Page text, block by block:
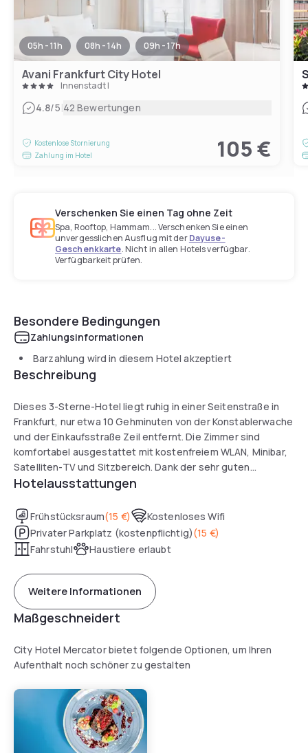
05h - 11h 08h - 14h 09h - 17h
Avani Frankfurt City Hotel
Innenstadt I
4.8/5|42 Bewertungen
Kostenlose Stornierung
Zahlung im Hotel
105 €
Verschenken Sie einen Tag ohne Zeit
Spa, Rooftop, Hammam... Verschenken Sie einen
unvergesslichen Ausflug mit derDayuse-
Geschenkkarte. Nicht in allen Hotels verfügbar.
Verfügbarkeit prüfen.
Besondere Bedingungen
Zahlungsinformationen
Barzahlung wird in diesem Hotel akzeptiert
Beschreibung
Dieses 3-Sterne-Hotel liegt ruhig in einer Seitenstraße in
Frankfurt, nur etwa 10 Gehminuten von der Konstablerwache
und der Einkaufsstraße Zeil entfernt. Die Zimmer sind
komfortabel ausgestattet mit kostenfreiem WLAN, Minibar,
Satelliten-TV und Sitzbereich. Dank der sehr guten
Anbindung an den öffentlichen Nahverkehr lassen sich die
unkompliziert erreichen.
Hotelausstattungen
Frühstücksraum(15 €)
Kostenloses Wifi
Privater Parkplatz (kostenpflichtig)(15 €)
Fahrstuhl
Haustiere erlaubt
Weitere Informationen
Maßgeschneidert
City Hotel Mercator bietet folgende Optionen, um Ihren
Aufenthalt noch schöner zu gestalten